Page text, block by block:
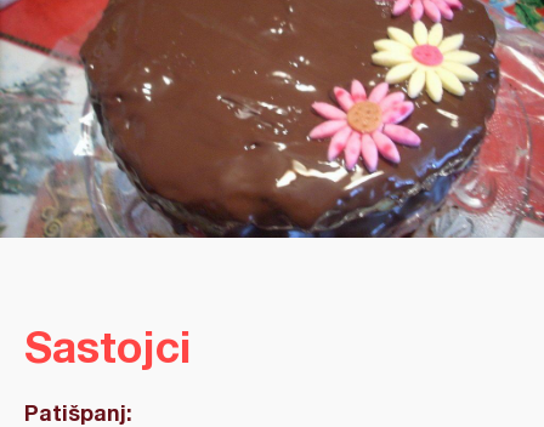
Sastojci
Patišpanj: